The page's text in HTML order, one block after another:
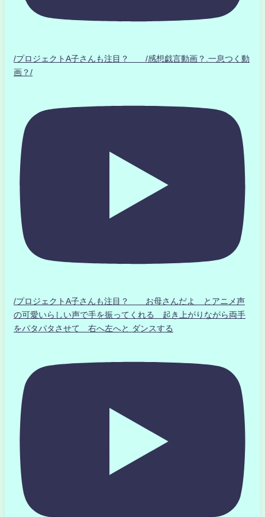
/プロジェクトA子さんも注目？ /感想戯言動画？.一息つく動
画？/
/プロジェクトA子さんも注目？ お母さんだよ とアニメ声
の可愛いらしい声で手を振ってくれる 起き上がりながら両手
をパタパタさせて 右へ左へと ダンスする